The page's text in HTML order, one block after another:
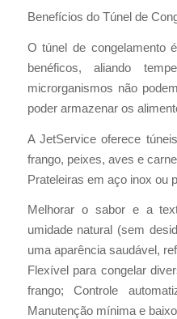
Benefícios do Túnel de
O túnel de congelamento
benéficos, aliando
microrganismos não
poder armazenar os
A JetService oferece
frango, peixes, aves e
Prateleiras em aço inox ou
Melhorar o sabor e a
umidade natural (sem
uma aparência saudável,
Flexível para congelar
frango; Controle
Manutenção mínima e